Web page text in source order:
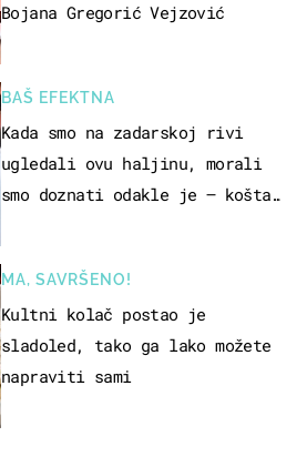
Bojana Gregorić Vejzović
BAŠ EFEKTNA
Kada smo na zadarskoj rivi
ugledali ovu haljinu, morali
smo doznati odakle je – košta
MA, SAVRŠENO!
Kultni kolač postao je
sladoled, tako ga lako možete
napraviti sami